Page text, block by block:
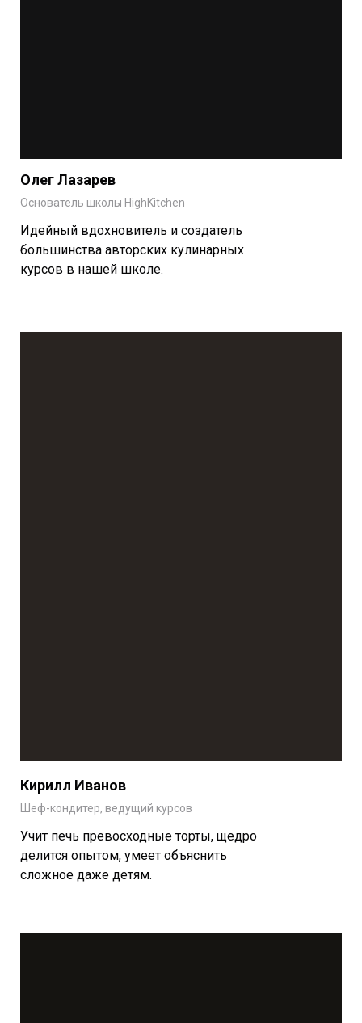
Олег Лазарев
Основатель школы HighKitchen
Идейный вдохновитель и создатель
большинства авторских кулинарных
курсов в нашей школе.
Кирилл Иванов
Шеф-кондитер, ведущий курсов
Учит печь превосходные торты, щедро
делится опытом, умеет объяснить
сложное даже детям.